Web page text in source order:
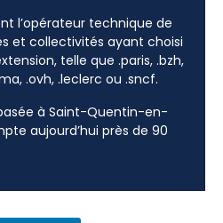
l’opérateur technique de
et collectivités ayant choisi
telle que .paris, .bzh,
.ovh, .leclerc ou .sncf.
à Saint-Quentin-en-
aujourd’hui près de 90